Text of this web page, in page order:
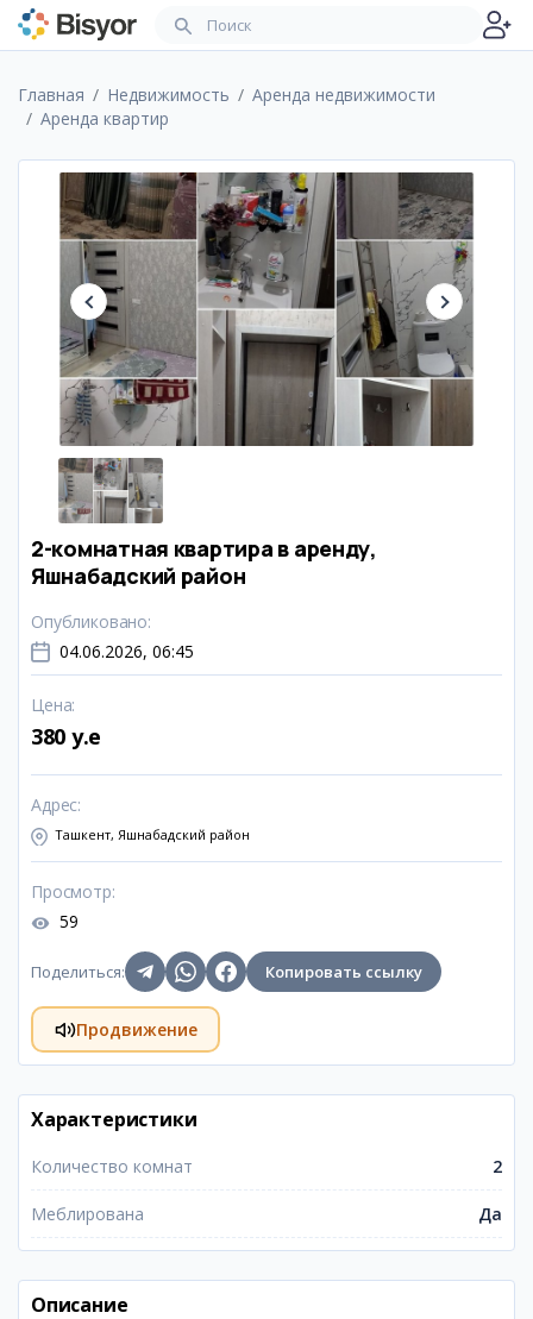
Главная Недвижимость
Аренда недвижимости
Аренда квартир
2-комнатная квартира в аренду,
Яшнабадский район
Опубликовано:
04.06.2026, 06:45
Цена:
380 y.e
Адрес:
Ташкент, Яшнабадский район
Просмотр:
59
Поделиться: Копировать ссылку
Продвижение
Характеристики
Количество комнат 2
Меблирована Да
Описание